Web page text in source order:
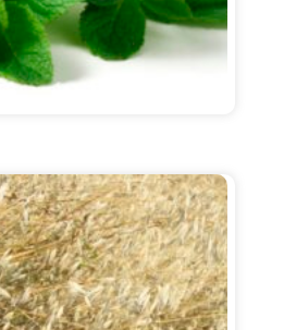
A , C, B guruhi, PP; •
sink, mis, temir;
kaliy, ...